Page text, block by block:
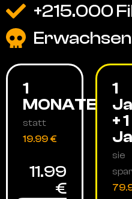
+215.000
1
MONATE
statt
19.99 €
11.99
€
1
+ 1
sie